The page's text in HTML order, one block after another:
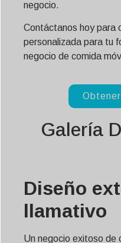
negocio.
Contáctanos hoy para
personalizada para tu
negocio de comida
Galería
Diseño
llamativo
Un negocio exitoso de